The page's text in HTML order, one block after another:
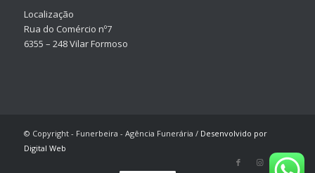
Localização
Rua do Comércio nº7
6355 – 248 Vilar Formoso
© Copyright - Funerbeira - Agência Funerária / Desenvolvido por
Digital Web